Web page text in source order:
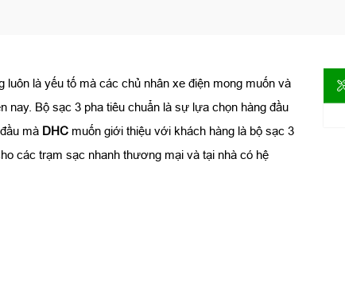
luôn là yếu tố mà các chủ nhân xe điện mong muốn và
nay. Bộ sạc 3 pha tiêu chuẩn là sự lựa chọn hàng đầu
mà DHC muốn giới thiệu với khách hàng là bộ sạc 3
các trạm sạc nhanh thương mại và tại nhà có hệ